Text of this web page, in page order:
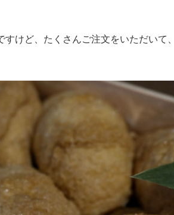
すけど、たくさんご注文をいただいて